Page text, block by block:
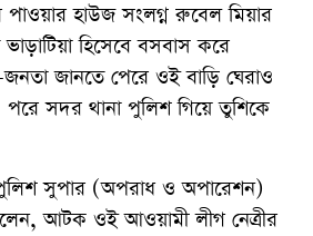
হাউজ সংলগ্ন রুবেল মিয়ার
ভাড়াটিয়া হিসেবে বসবাস করে
জানতে পেরে ওই বাড়ি ঘেরাও
সদর থানা পুলিশ গিয়ে তুশিকে
পুলিশ সুপার (অপরাধ ও অপারেশন)
আটক ওই আওয়ামী লীগ নেত্রীর